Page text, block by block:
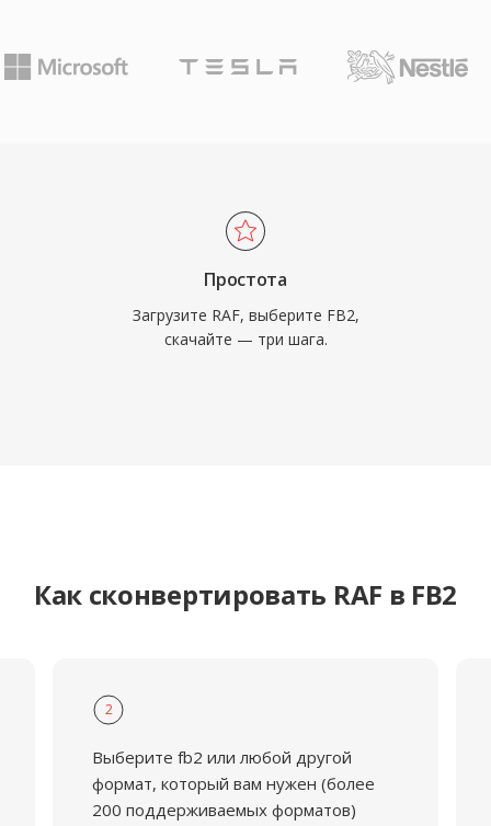
Простота
Загрузите RAF, выберите FB2,
скачайте — три шага.
Как сконвертировать RAF в FB2
2
Выберите fb2 или любой другой
формат, который вам нужен (более
200 поддерживаемых форматов)